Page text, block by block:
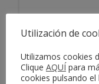
Utilización de
Utilizamos cookies
Clique AQUÍ para
cookies pulsando el